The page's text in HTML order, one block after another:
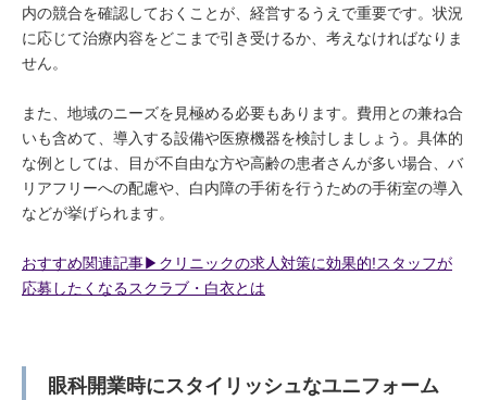
内の競合を確認しておくことが、経営するうえで重要です。状況
に応じて治療内容をどこまで引き受けるか、考えなければなりま
せん。
また、地域のニーズを見極める必要もあります。費用との兼ね合
いも含めて、導入する設備や医療機器を検討しましょう。具体的
な例としては、目が不自由な方や高齢の患者さんが多い場合、バ
リアフリーへの配慮や、白内障の手術を行うための手術室の導入
などが挙げられます。
おすすめ関連記事▶︎クリニックの求人対策に効果的!スタッフが
応募したくなるスクラブ・白衣とは
眼科開業時にスタイリッシュなユニフォーム